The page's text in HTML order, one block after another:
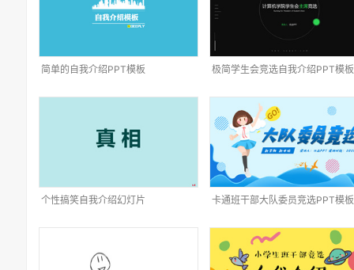
简单的自我介绍PPT模板 极简学生会竞选自我介绍PPT模板
个性搞笑自我介绍幻灯片 卡通班干部大队委员竞选PPT模板